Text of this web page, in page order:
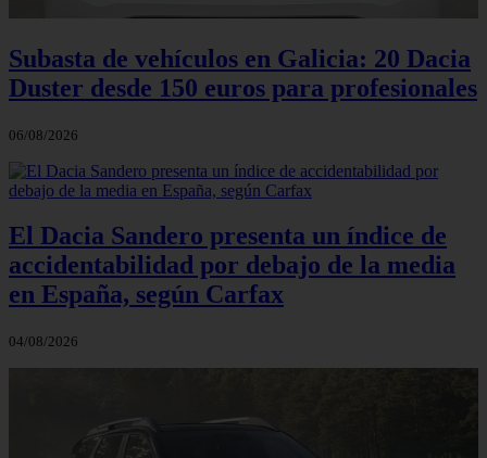
Subasta de vehículos en Galicia: 20 Dacia
Duster desde 150 euros para profesionales
06/08/2026
El Dacia Sandero presenta un índice de
accidentabilidad por debajo de la media
en España, según Carfax
04/08/2026